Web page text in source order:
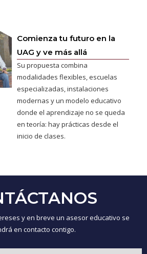
Comienza tu futuro en la
UAG y ve más allá
Su propuesta combina
modalidades flexibles, escuelas
especializadas, instalaciones
modernas y un modelo educativo
donde el aprendizaje no se queda
en teoría: hay prácticas desde el
inicio de clases.
y en breve un asesor educativo se
en contacto contigo.